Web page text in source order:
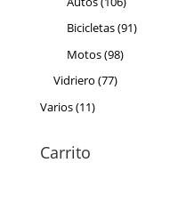
productos
Bicicletas 9191
Motos 9898
Vidriero 7777
Varios 1111
Carrito